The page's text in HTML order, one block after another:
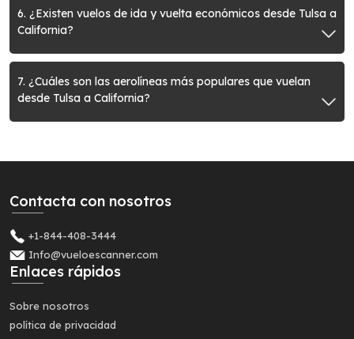
6. ¿Existen vuelos de ida y vuelta económicos desde Tulsa a
California?
7. ¿Cuáles son las aerolíneas más populares que vuelan
desde Tulsa a California?
Contacta con nosotros
+1-844-408-3444
Info@vueloescanner.com
Enlaces rápidos
Sobre nosotros
política de privacidad